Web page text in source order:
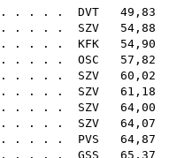
. . . . DVT 49,83
. . . . . SZV 54,88
. . . . . KFK 54,90
. . . . OSC 57,82
. . . . SZV 60,02
. . . . . SZV 61,18
. . . . SZV 64,00
. . . . SZV 64,07
. . . . PVS 64,87
. . . . GSS 65,37